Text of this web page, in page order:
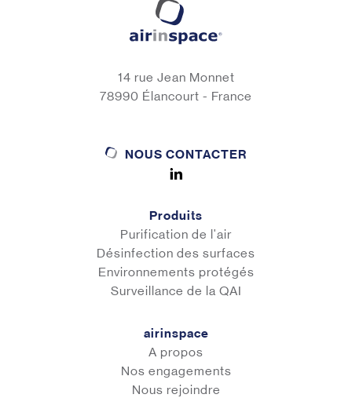
14 rue Jean Monnet
78990 Élancourt - France
NOUS CONTACTER
Produits
Purification de l'air
Désinfection des surfaces
Environnements protégés
Surveillance de la QAI
airinspace
A propos
Nos engagements
Nous rejoindre